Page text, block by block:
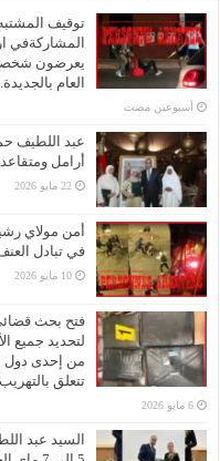
توقيف
المشاركةفي
يعرضون شخصا
العام بالجديدة..
‏أسبوعين مضت
عبد اللطيف
أرامل
22 مايو 2026
في تبادل
10 مايو 2026
فتح بحث
لتحديد جميع
من إحدى دول
تتعلق
6 مايو 2026
السيد عبد